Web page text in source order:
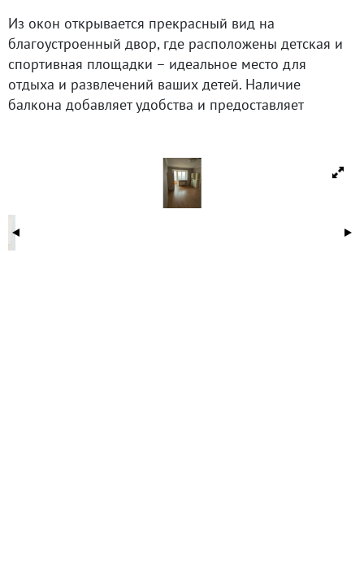
Из окон открывается прекрасный вид на
благоустроенный двор, где расположены детская и
спортивная площадки – идеальное место для
отдыха и развлечений ваших детей. Наличие
балкона добавляет удобства и предоставляет
гостей. Местоположение дома позволяет
насладиться тишиной и покоем, одновременно
находясь недалеко от основных городских
магистралей.